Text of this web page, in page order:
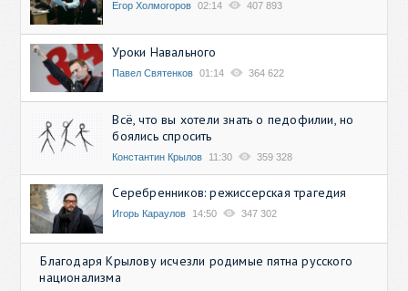
Егор Холмогоров 02:14 407 893
Уроки Навального
Павел Святенков 01:14 364 622
Всё, что вы хотели знать о педофилии, но
боялись спросить
Константин Крылов 11:30 359 328
Серебренников: режиссерская трагедия
Игорь Караулов 14:50 347 302
Благодаря Крылову исчезли родимые пятна русского
национализма